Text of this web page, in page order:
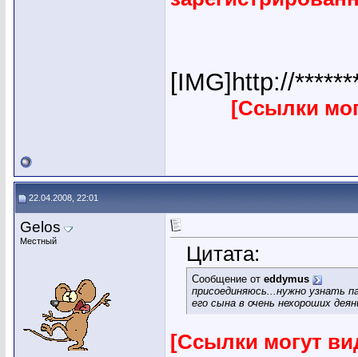
[IMG]http://
[Ссылки
22.04.2008, 22:01
Gelos
Местный
Цитата:
Сообщение от eddymus
присоединяюсь...нужно узнать
его сына в очень нехороших
[Ссылки могут